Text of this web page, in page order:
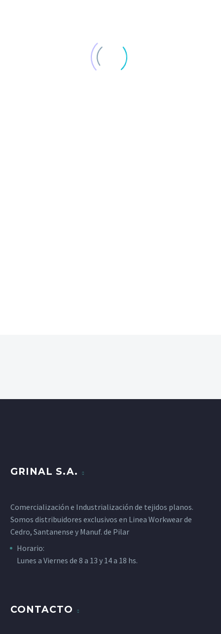
GRINAL S.A.
Comercialización e Industrialización de tejidos planos.
Somos distribuidores exclusivos en Linea Workwear de
Cedro, Santanense y Manuf. de Pilar
Horario:
Lunes a Viernes de 8 a 13 y 14 a 18 hs.
CONTACTO